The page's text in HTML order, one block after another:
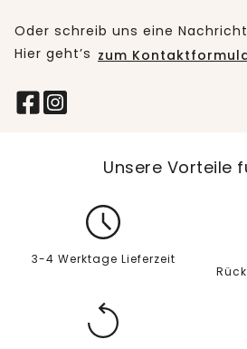
Oder schreib uns eine
Hier geht’s zum
Unsere Vorteile
3-4 Werktage Lieferzeit